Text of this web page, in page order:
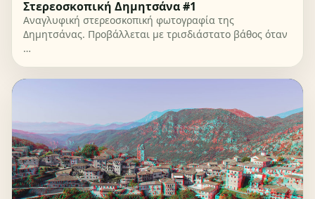
Στερεοσκοπική Δημητσάνα #1
Αναγλυφική στερεοσκοπική φωτογραφία της
Δημητσάνας. Προβάλλεται με τρισδιάστατο βάθος όταν
…